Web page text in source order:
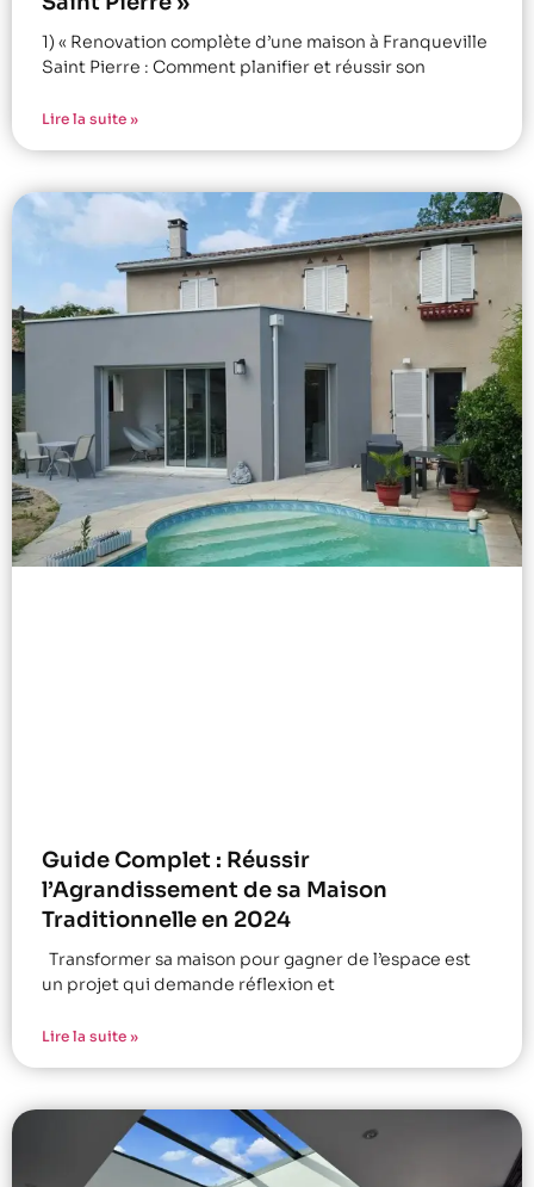
1) « Renovation complète d’une maison à Franqueville
Saint Pierre : Comment planifier et réussir son
Lire la suite »
Guide Complet : Réussir
l’Agrandissement de sa Maison
Traditionnelle en 2024
Transformer sa maison pour gagner de l’espace est
un projet qui demande réflexion et
Lire la suite »